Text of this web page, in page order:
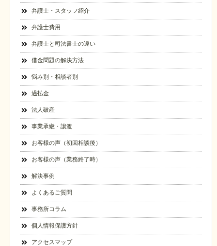
弁護士・スタッフ紹介
弁護士費用
弁護士と司法書士の違い
借金問題の解決方法
悩み別・相談者別
過払金
法人破産
事業承継・譲渡
お客様の声（初回相談後）
お客様の声（業務終了時）
解決事例
よくあるご質問
事務所コラム
個人情報保護方針
アクセスマップ